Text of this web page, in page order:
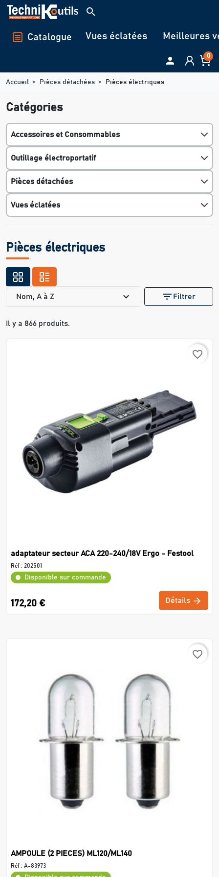
Panneau de gestion des cookies
search
Catalogue Vues éclatées Meilleures
 0
Accueil Pièces détachées Pièces électriques
Catégories
Accessoires et Consommables
Outillage électroportatif
Pièces détachées
Vues éclatées
Pièces électriques
Il y a 866 produits.
Nom, A à Z expand_more filter_list Filtrer
favorite_border
adaptateur secteur ACA 220-240/18V Ergo - Festool
Réf : 202501
Disponible sur commande
172,20 € Détails
favorite_border
AMPOULE (2 PIECES) ML120/ML140
Réf : A-83973